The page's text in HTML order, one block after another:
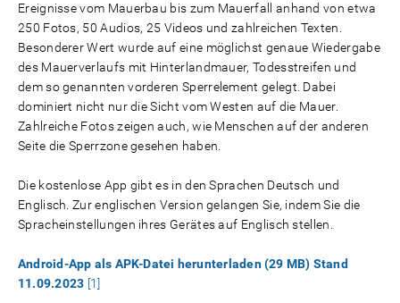
Ereignisse vom Mauerbau bis zum Mauerfall anhand von etwa
250 Fotos, 50 Audios, 25 Videos und zahlreichen Texten.
Besonderer Wert wurde auf eine möglichst genaue Wiedergabe
des Mauerverlaufs mit Hinterlandmauer, Todesstreifen und
dem so genannten vorderen Sperrelement gelegt. Dabei
dominiert nicht nur die Sicht vom Westen auf die Mauer.
Zahlreiche Fotos zeigen auch, wie Menschen auf der anderen
Seite die Sperrzone gesehen haben.
Die kostenlose App gibt es in den Sprachen Deutsch und
Englisch. Zur englischen Version gelangen Sie, indem Sie die
Spracheinstellungen ihres Gerätes auf Englisch stellen.
Android-App als APK-Datei herunterladen (29 MB) Stand
11.09.2023 [1]